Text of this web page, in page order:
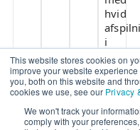
This website stores cookies on
improve your website
you, both on this website and
cookies we use, see our Privacy
We won't track your
comply with your